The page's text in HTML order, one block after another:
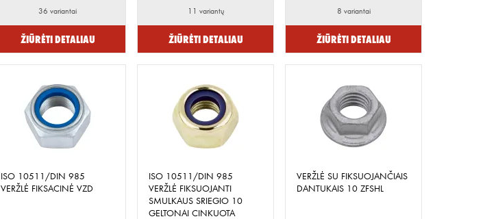
36 variantai
Žiūrėti detaliau
11 variantų
Žiūrėti detaliau
8 variantai
Žiūrėti detaliau
ISO 10511/DIN 985
VERŽLĖ FIKSACINĖ VZD
ISO 10511/DIN 985
VERŽLĖ FIKSUOJANTI
SMULKAUS SRIEGIO 10
GELTONAI CINKUOTA
VERŽLĖ SU FIKSUOJANČIAIS
DANTUKAIS 10 ZFSHL